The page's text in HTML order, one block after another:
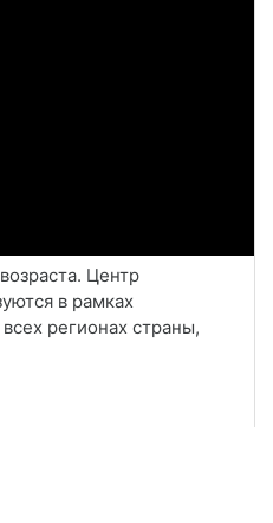
Центр
в рамках
регионах страны,